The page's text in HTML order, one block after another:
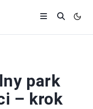
park
– krok